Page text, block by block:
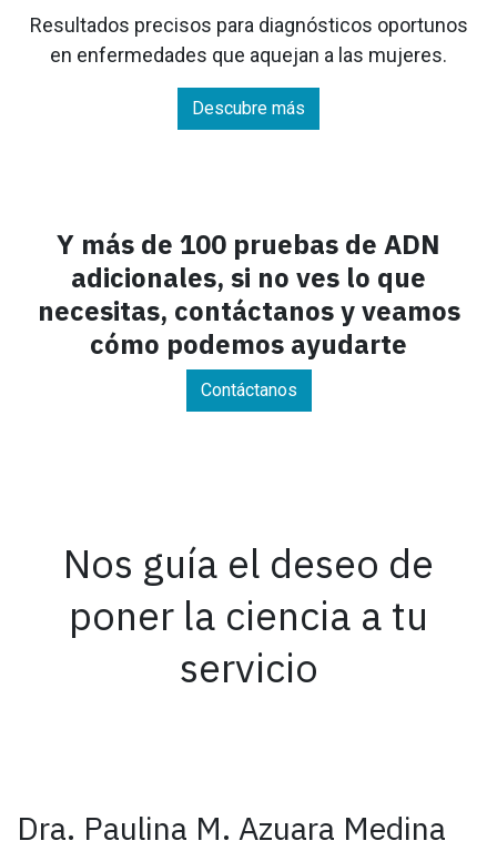
Resultados precisos para diagnósticos oportunos
en enfermedades que aquejan a las mujeres.
Descubre más
Y más de 100 pruebas de ADN
adicionales, si no ves lo que
necesitas, contáctanos y veamos
cómo podemos ayudarte
Contáctanos
Nos guía el deseo de
poner la ciencia a tu
servicio
Dra. Paulina M. Azuara Medina